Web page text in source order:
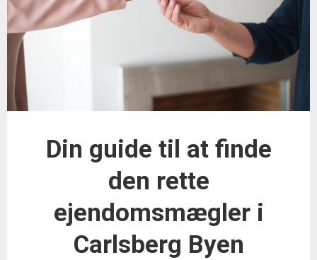
Din guide til at finde
den rette
ejendomsmægler i
Carlsberg Byen